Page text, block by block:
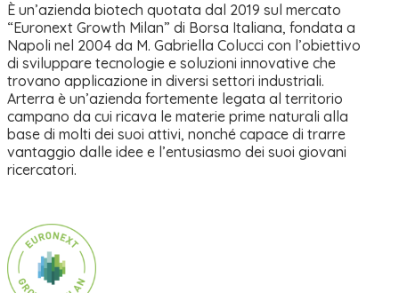
È un’azienda biotech quotata dal 2019 sul mercato
“Euronext Growth Milan” di Borsa Italiana, fondata a
Napoli nel 2004 da M. Gabriella Colucci con l’obiettivo
di sviluppare tecnologie e soluzioni innovative che
trovano applicazione in diversi settori industriali.
Arterra è un’azienda fortemente legata al territorio
campano da cui ricava le materie prime naturali alla
base di molti dei suoi attivi, nonché capace di trarre
vantaggio dalle idee e l’entusiasmo dei suoi giovani
ricercatori.